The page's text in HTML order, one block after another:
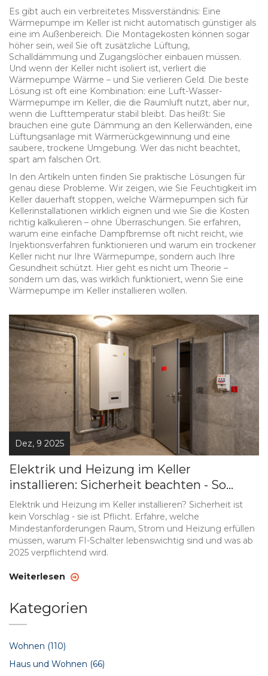
Es gibt auch ein verbreitetes Missverständnis: Eine
Wärmepumpe im Keller ist nicht automatisch günstiger als
eine im Außenbereich. Die Montagekosten können sogar
höher sein, weil Sie oft zusätzliche Lüftung,
Schalldämmung und Zugangslöcher einbauen müssen.
Und wenn der Keller nicht isoliert ist, verliert die
Wärmepumpe Wärme – und Sie verlieren Geld. Die beste
Lösung ist oft eine Kombination: eine Luft-Wasser-
Wärmepumpe im Keller, die die Raumluft nutzt, aber nur,
wenn die Lufttemperatur stabil bleibt. Das heißt: Sie
brauchen eine gute Dämmung an den Kellerwänden, eine
Lüftungsanlage mit Wärmerückgewinnung und eine
saubere, trockene Umgebung. Wer das nicht beachtet,
spart am falschen Ort.
In den Artikeln unten finden Sie praktische Lösungen für
genau diese Probleme. Wir zeigen, wie Sie Feuchtigkeit im
Keller dauerhaft stoppen, welche Wärmepumpen sich für
Kellerinstallationen wirklich eignen und wie Sie die Kosten
richtig kalkulieren – ohne Überraschungen. Sie erfahren,
warum eine einfache Dampfbremse oft nicht reicht, wie
Injektionsverfahren funktionieren und warum ein trockener
Keller nicht nur Ihre Wärmepumpe, sondern auch Ihre
Gesundheit schützt. Hier geht es nicht um Theorie –
sondern um das, was wirklich funktioniert, wenn Sie eine
Wärmepumpe im Keller installieren wollen.
Dez, 9 2025
Elektrik und Heizung im Keller
installieren: Sicherheit beachten - So
geht’s richtig
Elektrik und Heizung im Keller installieren? Sicherheit ist
kein Vorschlag - sie ist Pflicht. Erfahre, welche
Mindestanforderungen Raum, Strom und Heizung erfüllen
müssen, warum FI-Schalter lebenswichtig sind und was ab
2025 verpflichtend wird.
Weiterlesen
Kategorien
Wohnen (110)
Haus und Wohnen (66)